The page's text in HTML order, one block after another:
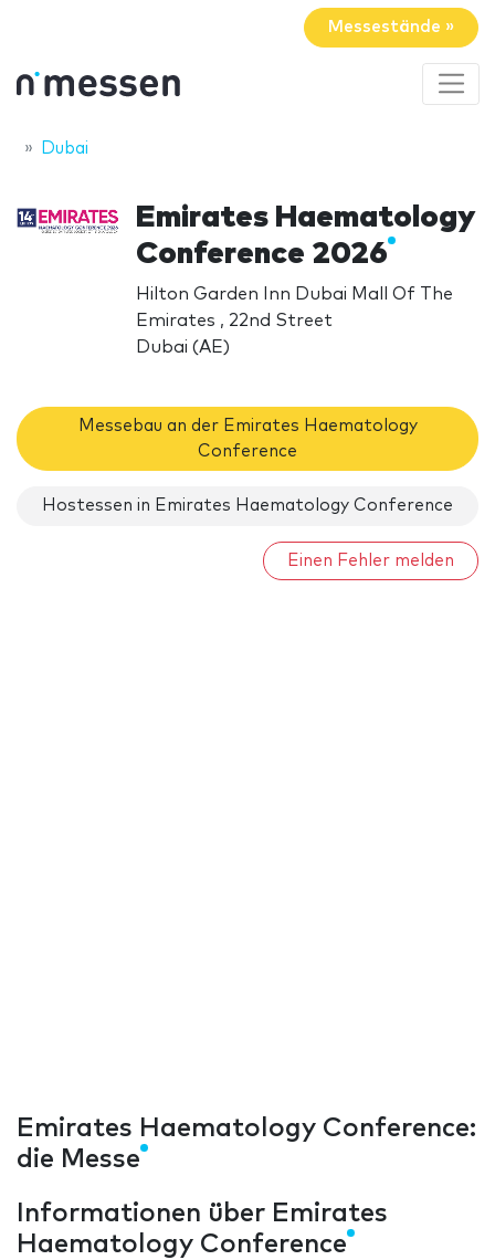
Messestände »
Dubai
Emirates Haematology
Conference 2026
Hilton Garden Inn Dubai Mall Of The
Emirates , 22nd Street
Dubai (AE)
Messebau an der Emirates Haematology
Conference
Hostessen in Emirates Haematology Conference
Einen Fehler melden
Emirates Haematology Conference:
die Messe
Informationen über Emirates
Haematology Conference